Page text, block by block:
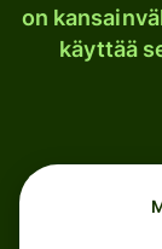
on
käyttää